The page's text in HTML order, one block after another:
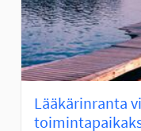
Lääkärinranta